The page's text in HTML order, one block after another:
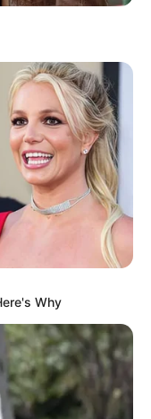
Why